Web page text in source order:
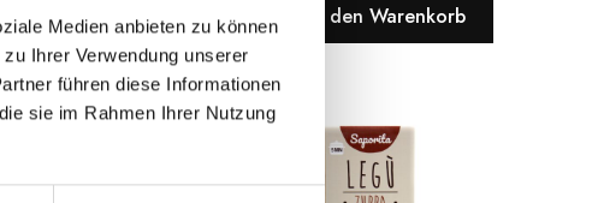
Medien anbieten zu können
Ihrer Verwendung unserer
führen diese Informationen
sie im Rahmen Ihrer Nutzung
In den Warenkorb In den Warenkorb